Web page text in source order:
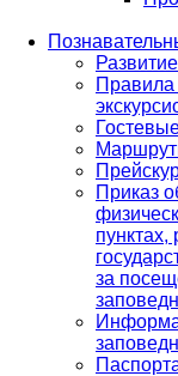
Правила
Приказ
за